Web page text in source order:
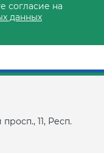
согласие на
данных
11, Респ.